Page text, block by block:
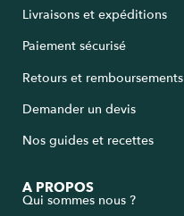
Livraisons et expéditions
Paiement sécurisé
Retours et remboursements
Demander un devis
Nos guides et recettes
A PROPOS
Qui sommes nous ?